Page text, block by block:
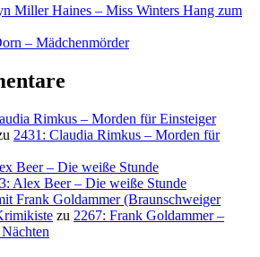
Miller Haines – Miss Winters Hang zum
– Mädchenmörder
Rimkus – Morden für Einsteiger
2431: Claudia Rimkus – Morden für
Beer – Die weiße Stunde
Alex Beer – Die weiße Stunde
Frank Goldammer (Braunschweiger
zu 2267: Frank Goldammer –